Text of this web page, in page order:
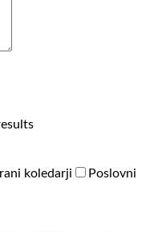
koledarji
Poslovni